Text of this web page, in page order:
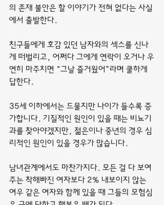
의 존재 불안은 할 이야기가 전혀 없다는 사실
에서 출발한다.
친구들에게 호감 있던 남자와의 섹스를 신나
게 떠벌리고, 어쩌다 그에게 연락이 오거나 우
연히 마주치면 “그날 즐거웠어”라며 쿨하게
답한다.
35세 이하에서는 드물지만 나이가 들수록 증
가합니다. 기질적인 원인이 있을 때는 비뇨기
과를 찾아야겠지만, 젊은이나 중년의 경우 심
리적인 원인이 있을 경우가 많습니다.
남녀관계에서도 마찬가지다. 모든 걸 다 보여
주는 착해빠진 여자보다 2% 내보이지 않는
여우 같은 여자와 함께 있을 때 그들의 모험심